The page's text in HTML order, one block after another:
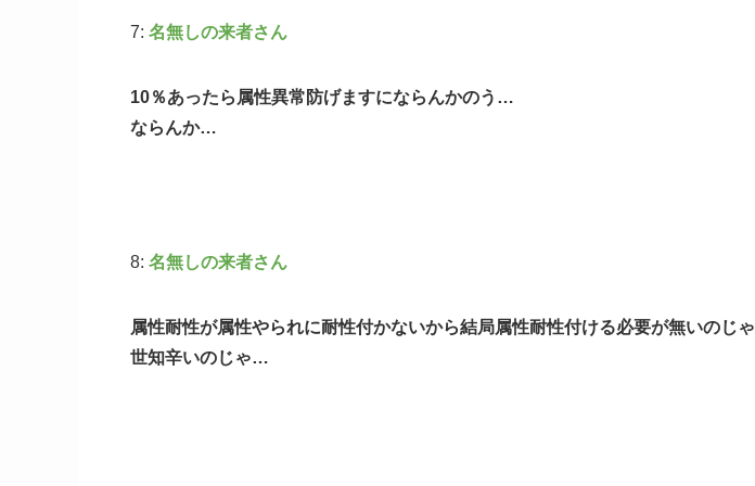
7: 名無しの来者さん
10％あったら属性異常防げますにならんかのう…
ならんか…
8: 名無しの来者さん
属性耐性が属性やられに耐性付かないから結局属性耐性付ける必要が無いのじゃ
世知辛いのじゃ…